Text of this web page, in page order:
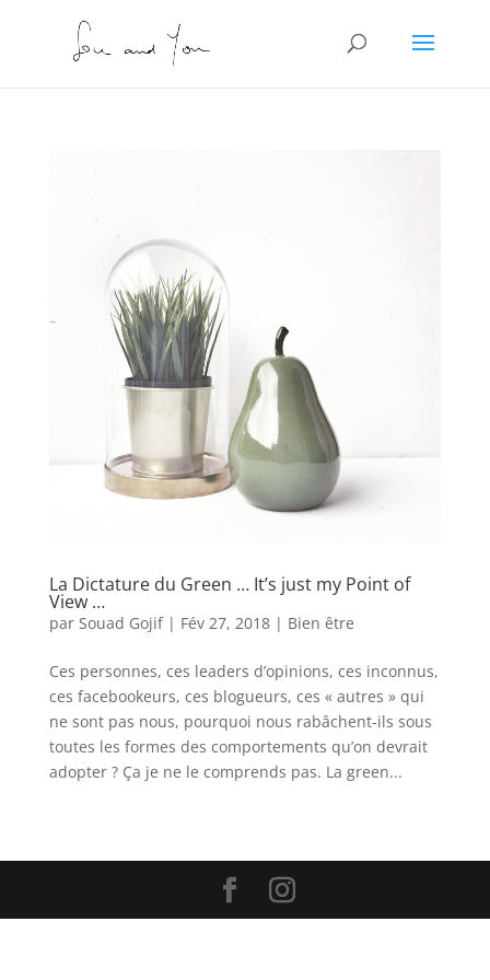
La Dictature du Green … It’s just my Point of
View …
par Souad Gojif| Fév 27, 2018| Bien être
Ces personnes, ces leaders d’opinions, ces inconnus,
ces facebookeurs, ces blogueurs, ces « autres » qui
ne sont pas nous, pourquoi nous rabâchent-ils sous
toutes les formes des comportements qu’on devrait
adopter ? Ça je ne le comprends pas. La green...